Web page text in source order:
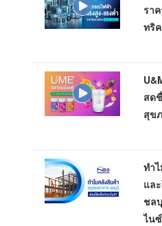
รา
ทริ
สด
สุข
ทำ
แล
ชล
ไน